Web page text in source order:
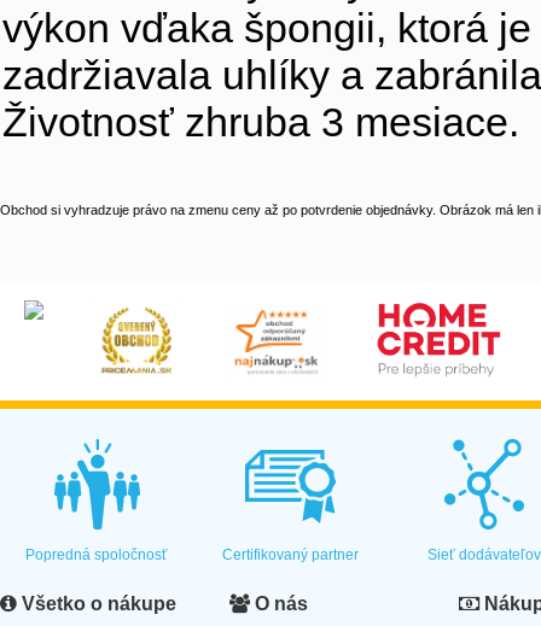
výkon vďaka špongii, ktorá
zadržiavala uhlíky a
Životnosť zhruba 3 mesiace.
Obchod si vyhradzuje právo na zmenu ceny až po potvrdenie objednávky. Obrázok má len
Popredná spoločnosť Certifikovaný partner Sieť dodávateľov
Všetko o nákupe O nás